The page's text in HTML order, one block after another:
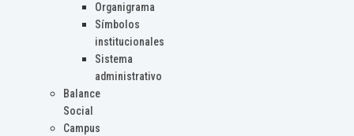
Organigrama
Símbolos
institucionales
Sistema
administrativo
Balance
Social
Campus